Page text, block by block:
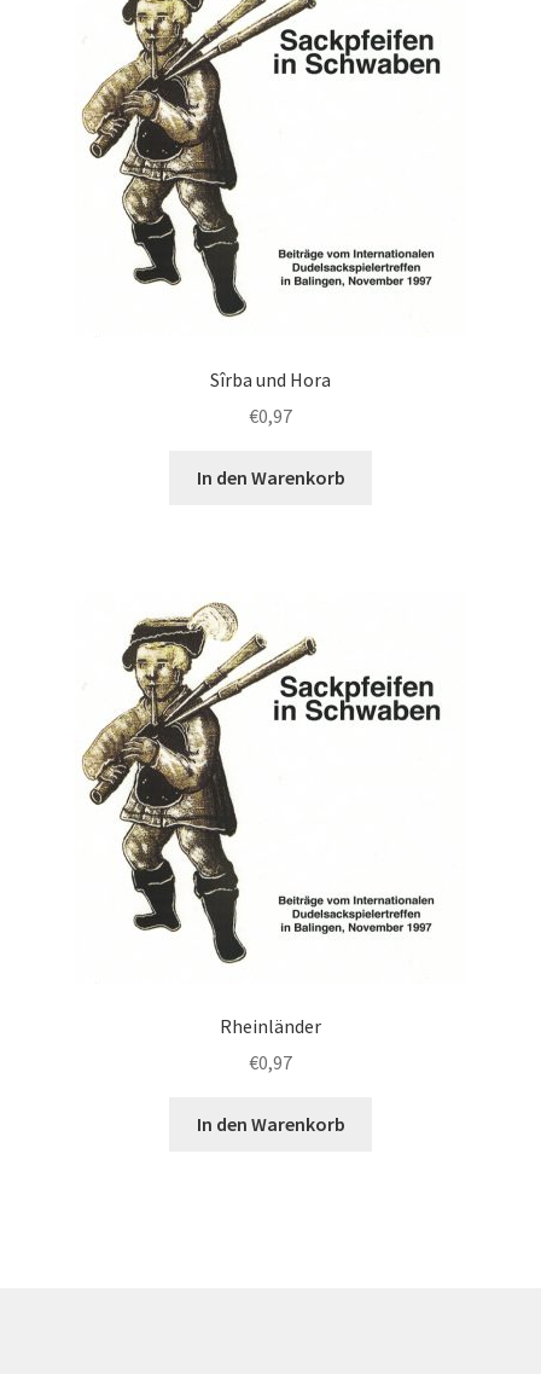
Sîrba und Hora
€0,97
In den Warenkorb
Rheinländer
€0,97
In den Warenkorb